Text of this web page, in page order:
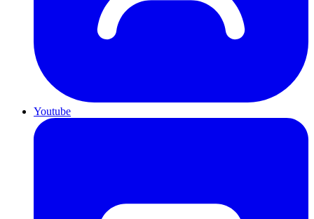
Youtube